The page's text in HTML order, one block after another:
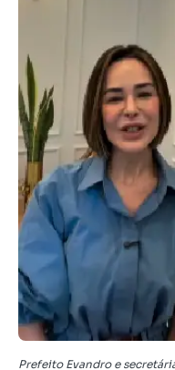
Prefeito Evandro e